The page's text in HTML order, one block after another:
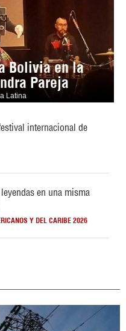
Bolivia en la
Pareja
Latina
internacional de
en una misma
Y DEL CARIBE 2026